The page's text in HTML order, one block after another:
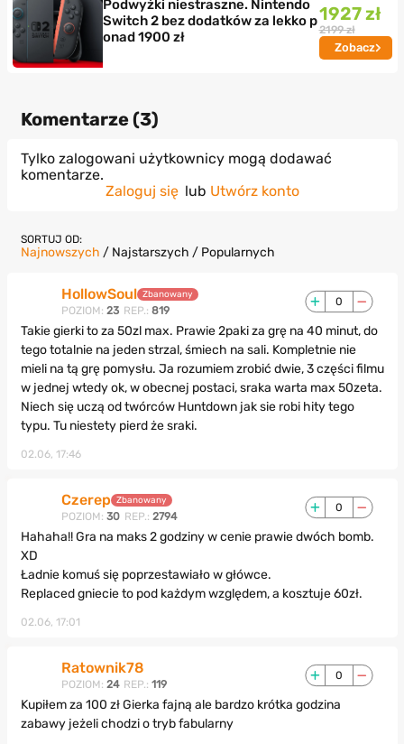
Podwyżki niestraszne. Nintendo
Switch 2 bez dodatków za lekko p
onad 1900 zł
1927 zł
2199 zł
Zobacz
Komentarze (3)
Tylko zalogowani użytkownicy mogą dodawać
komentarze.
Zaloguj się lub Utwórz konto
SORTUJ OD:
Najnowszych / Najstarszych / Popularnych
HollowSoul Zbanowany
POZIOM: 23 REP.: 819
0
Takie gierki to za 50zl max. Prawie 2paki za grę na 40 minut, do
tego totalnie na jeden strzal, śmiech na sali. Kompletnie nie
mieli na tą grę pomysłu. Ja rozumiem zrobić dwie, 3 części filmu
w jednej wtedy ok, w obecnej postaci, sraka warta max 50zeta.
Niech się uczą od twórców Huntdown jak sie robi hity tego
typu. Tu niestety pierd że sraki.
02.06, 17:46
Czerep Zbanowany
POZIOM: 30 REP.: 2794
0
Hahaha!! Gra na maks 2 godziny w cenie prawie dwóch bomb.
XD
Ładnie komuś się poprzestawiało w główce.
Replaced gniecie to pod każdym względem, a kosztuje 60zł.
02.06, 17:01
Ratownik78
POZIOM: 24 REP.: 119
0
Kupiłem za 100 zł Gierka fajną ale bardzo krótka godzina
zabawy jeżeli chodzi o tryb fabularny